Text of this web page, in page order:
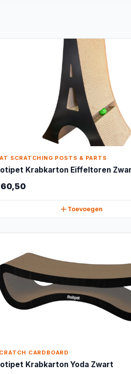
SCRATCHING POSTS & PARTS
Krabkarton Eiffeltoren
Toevoegen
CARDBOARD
Krabkarton Yoda Zwart